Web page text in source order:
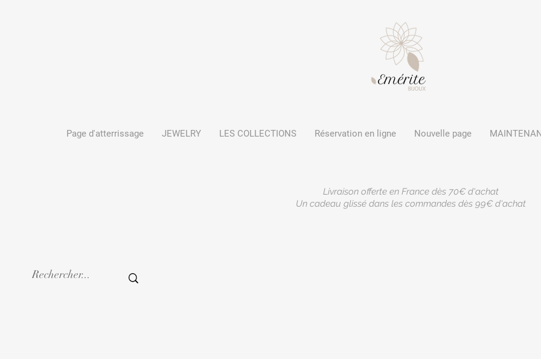
Livraison offerte en France dès 70€ d'achat
Un cadeau glissé dans les commandes dès 99€ d'achat
Page d'atterrissage JEWELRY LES COLLECTIONS Réservation en ligne Nouvelle page